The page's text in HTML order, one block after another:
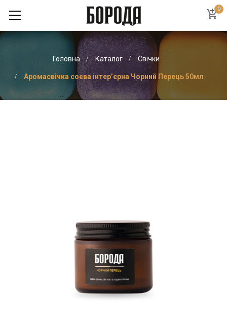
0
Головна Каталог Свічки
Аромасвічка соєва інтер’єрна Чорний Перець 50мл